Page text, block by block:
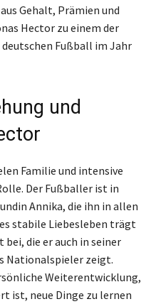
Gehalt, Prämien und
Hector zu einem der
Fußball im Jahr
und
Familie und intensive
Der Fußballer ist in
Annika, die ihn in allen
stabile Liebesleben trägt
die er auch in seiner
Nationalspieler zeigt.
Weiterentwicklung,
ist, neue Dinge zu lernen